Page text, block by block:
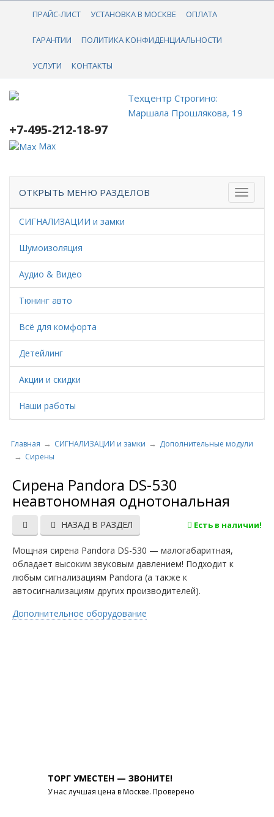
+7-495-212-18-97
ПРАЙС-ЛИСТ УСТАНОВКА В МОСКВЕ ОПЛАТА
ГАРАНТИИ ПОЛИТИКА КОНФИДЕНЦИАЛЬНОСТИ
УСЛУГИ КОНТАКТЫ
Техцентр Строгино:
Маршала Прошлякова, 19
+7-495-212-18-97
Max
ОТКРЫТЬ МЕНЮ РАЗДЕЛОВ
СИГНАЛИЗАЦИИ и замки
Шумоизоляция
Аудио & Видео
Тюнинг авто
Всё для комфорта
Детейлинг
Акции и скидки
Наши работы
Главная СИГНАЛИЗАЦИИ и замки
Дополнительные модули
Сирены
Cирена Pandora DS-530
неавтономная однотональная
НАЗАД В РАЗДЕЛ Есть в наличии!
Мощная сирена Pandora DS-530 — малогабаритная,
обладает высоким звуковым давлением! Подходит к
любым сигнализациям Pandora (а также к
автосигнализациям других производителей).
Дополнительное оборудование
ТОРГ УМЕСТЕН — ЗВОНИТЕ!
У нас лучшая цена в Москве. Проверено